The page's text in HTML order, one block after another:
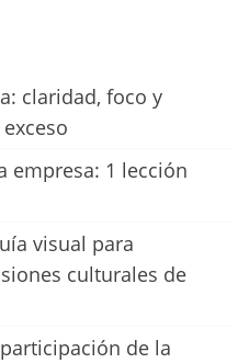
claridad, foco y
empresa: 1 lección
visual para
culturales de
de la